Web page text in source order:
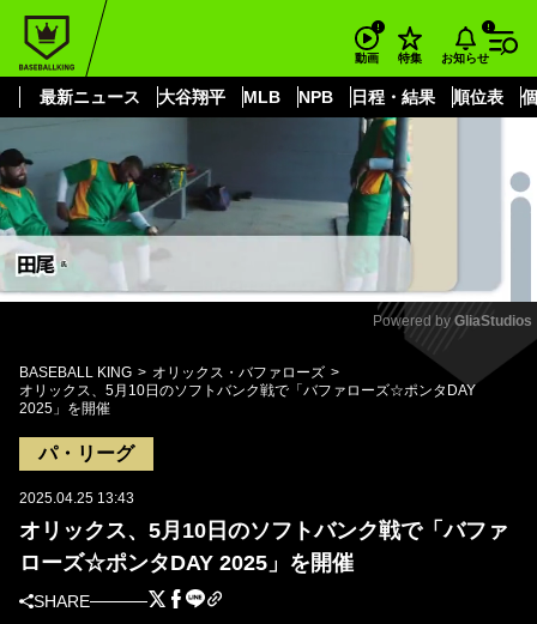
動画 特集 お知らせ
最新ニュース 大谷翔平 MLB NPB 日程・結果 順位表
もっと見る
Mute
Powered by GliaStudios
BASEBALL KING
オリックス・バファローズ
オリックス、5月10日のソフトバンク戦で「バファローズ☆ポンタDAY
2025」を開催
パ・リーグ
2025.04.25 13:43
オリックス、5月10日のソフトバンク戦で「バファ
ローズ☆ポンタDAY 2025」を開催
SHARE